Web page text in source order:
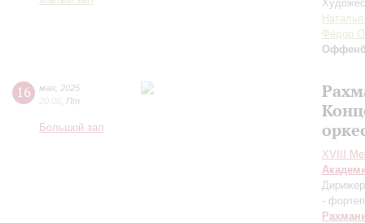
Фёдор
16 мая 2025
20:00 Пт
Большой зал
XVIII
-